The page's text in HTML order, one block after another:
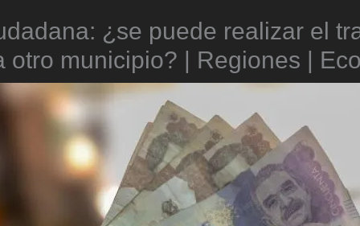
¿se puede realizar el
otro municipio? | Regiones |